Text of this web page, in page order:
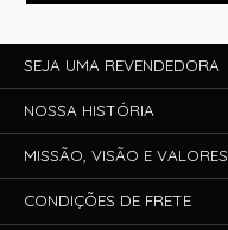
SEJA UMA REVENDEDORA
NOSSA HISTÓRIA
MISSÃO, VISÃO E VALORES
CONDIÇÕES DE FRETE